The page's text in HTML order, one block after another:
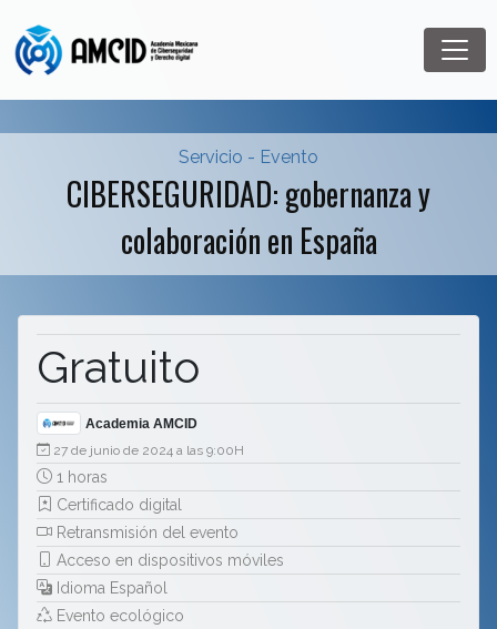
Servicio - Evento
CIBERSEGURIDAD: gobernanza y
colaboración en España
Gratuito
Academia AMCID
27 de junio de 2024 a las 9:00H
1 horas
Certificado digital
Retransmisión del evento
Acceso en dispositivos móviles
Idioma Español
Evento ecológico